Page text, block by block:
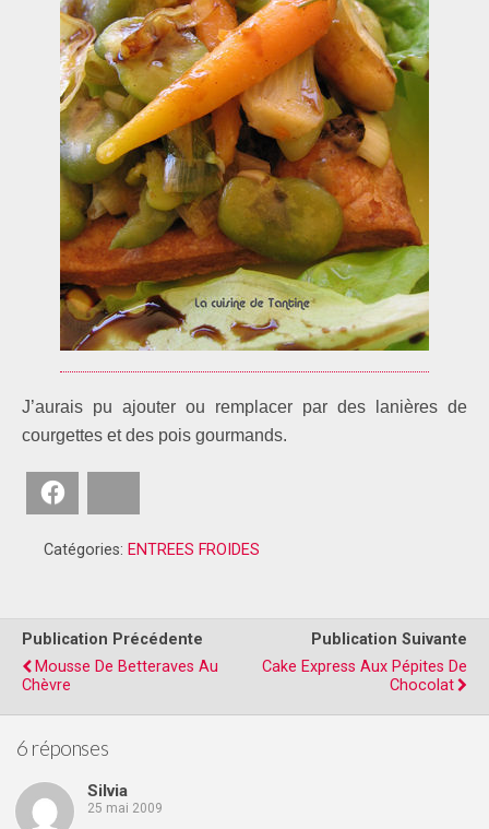
J’aurais pu ajouter ou remplacer par des lanières de
courgettes et des pois gourmands.
Catégories: ENTREES FROIDES
Publication Précédente
Mousse De Betteraves Au
Chèvre
Publication Suivante
Cake Express Aux Pépites De
Chocolat
6 réponses
Silvia
25 mai 2009